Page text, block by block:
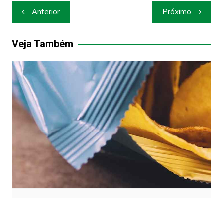
Navegação
de
Post
Anterior Próximo
Veja Também